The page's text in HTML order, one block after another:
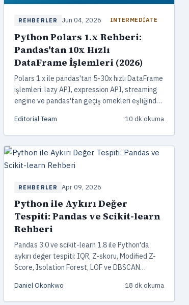
REHBERLER Jun 04, 2026 INTERMEDIATE
Python Polars 1.x Rehberi:
Pandas'tan 10x Hızlı
DataFrame İşlemleri (2026)
Polars 1.x ile pandas'tan 5-30x hızlı DataFrame
işlemleri: lazy API, expression API, streaming
engine ve pandas'tan geçiş örnekleri eşliğinde
Editorial Team 10 dk okuma
REHBERLER Apr 09, 2026
Python ile Aykırı Değer
Tespiti: Pandas ve Scikit-learn
Rehberi
Pandas 3.0 ve scikit-learn 1.8 ile Python'da
aykırı değer tespiti: IQR, Z-skoru, Modified Z-
Score, Isolation Forest, LOF ve DBSCAN
adım adım uygulayın.
Daniel Okonkwo 18 dk okuma